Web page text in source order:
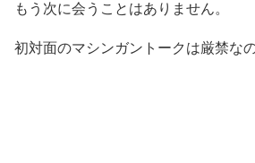
もう次に会うことはありません。
初対面のマシンガントークは厳禁なの